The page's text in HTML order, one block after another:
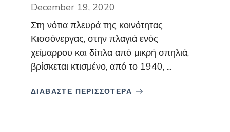
December 19, 2020
Στη νότια πλευρά της κοινότητας
Κισσόνεργας, στην πλαγιά ενός
χείμαρρου και δίπλα από μικρή σπηλιά,
βρίσκεται κτισμένο, από το 1940, ...
ΔΙΑΒΑΣΤΕ ΠΕΡΙΣΣΟΤΕΡΑ